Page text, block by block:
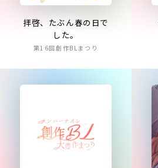
拝啓、たぶん春の日で
した。
第16回創作BLまつり